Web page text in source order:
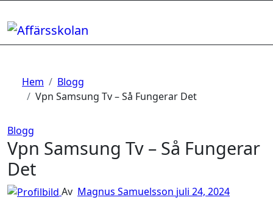
till
innehåll
Hem
Blogg
Vpn Samsung Tv – Så Fungerar Det
Blogg
Vpn Samsung Tv – Så Fungerar
Det
Av Magnus Samuelsson juli 24, 2024